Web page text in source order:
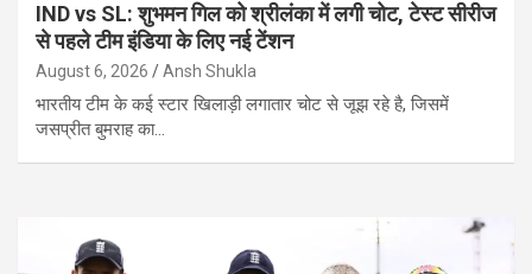
IND vs SL: शुभमन गिल को श्रीलंका में लगी चोट, टेस्ट सीरीज
से पहले टीम इंडिया के लिए नई टेंशन
August 6, 2026 Ansh Shukla
भारतीय टीम के कई स्टार खिलाड़ी लगातार चोट से जूझ रहे है, जिसमें
जसप्रीत बुमराह का…